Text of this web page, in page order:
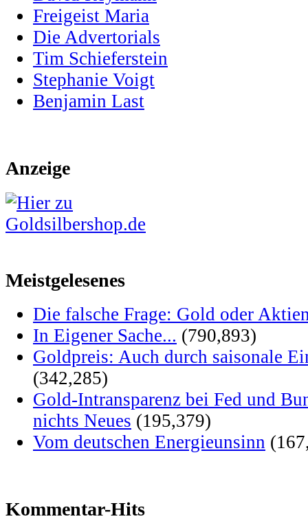
Freigeist Maria
Die Advertorials
Tim Schieferstein
Stephanie Voigt
Benjamin Last
Anzeige
Meistgelesenes
Die falsche Frage: Gold oder
In Eigener Sache... (790,893)
Goldpreis: Auch durch saisonale
(342,285)
Gold-Intransparenz bei Fed und
nichts Neues (195,379)
Vom deutschen Energieunsinn
Kommentar-Hits